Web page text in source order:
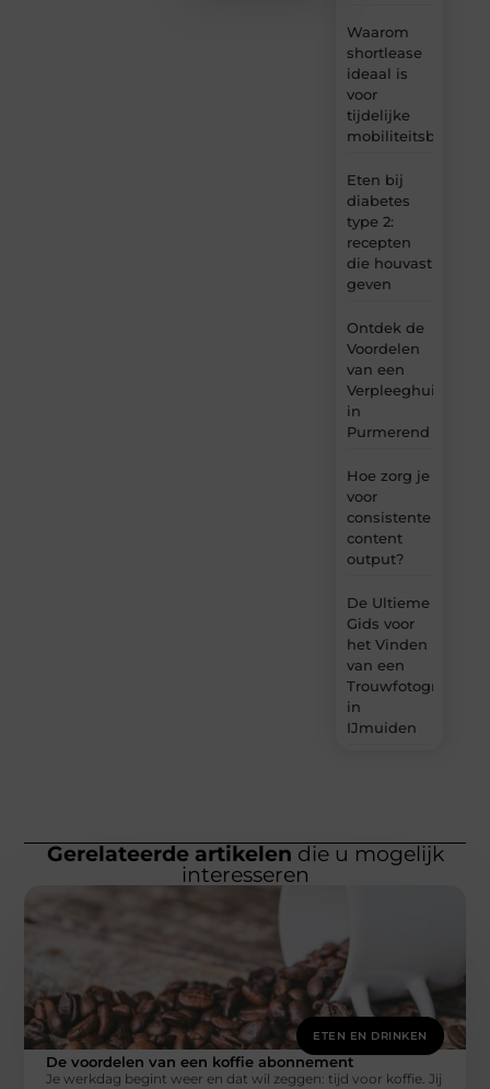
Waarom
shortlease
ideaal is
voor
tijdelijke
Eten bij
diabetes
type 2:
recepten
die houvast
geven
Ontdek de
Voordelen
van een
Verpleeghuis
in
Purmerend
Hoe zorg je
voor
consistente
content
output?
De Ultieme
Gids voor
het Vinden
van een
Trouwfotograaf
in
IJmuiden
Gerelateerde artikelen die u mogelijk
interesseren
ETEN EN DRINKEN
De voordelen van een koffie abonnement
Je werkdag begint weer en dat wil zeggen: tijd voor koffie. Jij